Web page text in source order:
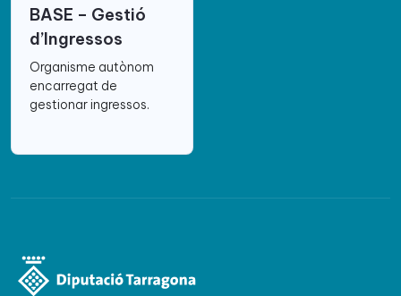
BASE – Gestió
d’Ingressos
Organisme autònom
encarregat de
gestionar ingressos.